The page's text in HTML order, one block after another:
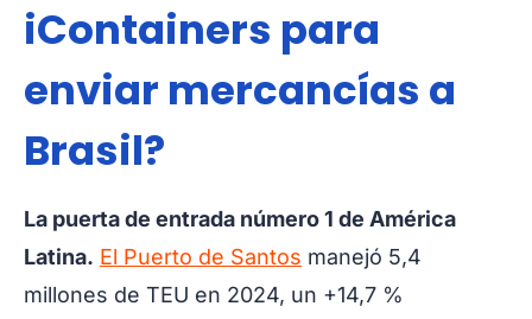
iContainers para
enviar mercancías a
Brasil?
La puerta de entrada número 1 de América
Latina. El Puerto de Santos manejó 5,4
millones de TEU en 2024, un +14,7 %